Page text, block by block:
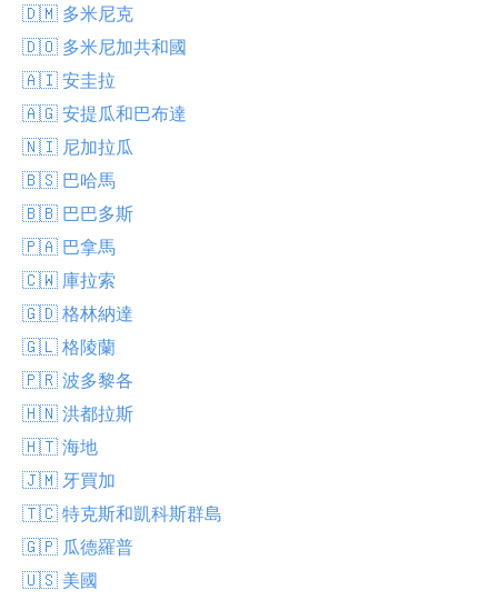
🇩🇲 多米尼克
🇩🇴 多米尼加共和國
🇦🇮 安圭拉
🇦🇬 安提瓜和巴布達
🇳🇮 尼加拉瓜
🇧🇸 巴哈馬
🇧🇧 巴巴多斯
🇵🇦 巴拿馬
🇨🇼 庫拉索
🇬🇩 格林納達
🇬🇱 格陵蘭
🇵🇷 波多黎各
🇭🇳 洪都拉斯
🇭🇹 海地
🇯🇲 牙買加
🇹🇨 特克斯和凱科斯群島
🇬🇵 瓜德羅普
🇺🇸 美國